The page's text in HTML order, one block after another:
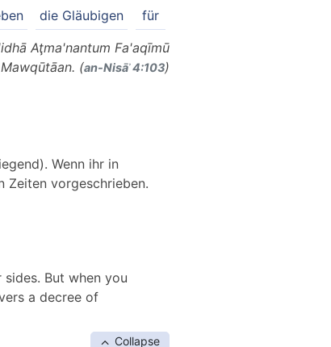
für
die Gläubigen
Aţma'nantum Fa'aqīmū
(an-Nisāʾ 4:103)
Wenn ihr in
Zeiten vorgeschrieben.
But when you
a decree of
Collapse